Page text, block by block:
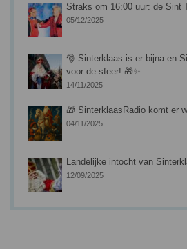
Straks om 16:00 uur: de Sint
05/12/2025
🎅 Sinterklaas is er bijna en
voor de sfeer! 🎁✨
14/11/2025
🎁 SinterklaasRadio komt er
04/11/2025
Landelijke intocht van
12/09/2025